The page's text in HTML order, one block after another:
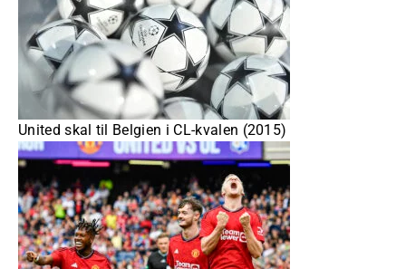
United skal til Belgien i CL-kvalen (2015)